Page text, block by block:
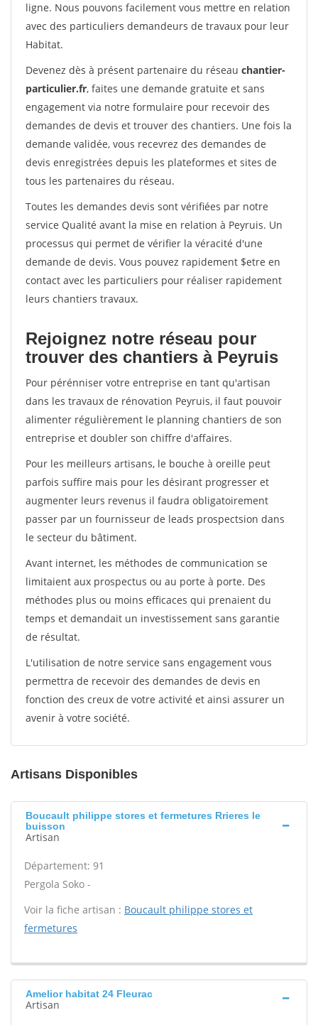
ligne. Nous pouvons facilement vous mettre en relation
avec des particuliers demandeurs de travaux pour leur
Habitat.
Devenez dès à présent partenaire du réseau chantier-
particulier.fr, faites une demande gratuite et sans
engagement via notre formulaire pour recevoir des
demandes de devis et trouver des chantiers. Une fois la
demande validée, vous recevrez des demandes de
devis enregistrées depuis les plateformes et sites de
tous les partenaires du réseau.
Toutes les demandes devis sont vérifiées par notre
service Qualité avant la mise en relation à Peyruis. Un
processus qui permet de vérifier la véracité d'une
demande de devis. Vous pouvez rapidement $etre en
contact avec les particuliers pour réaliser rapidement
leurs chantiers travaux.
Rejoignez notre réseau pour
trouver des chantiers à Peyruis
Pour pérénniser votre entreprise en tant qu'artisan
dans les travaux de rénovation Peyruis, il faut pouvoir
alimenter régulièrement le planning chantiers de son
entreprise et doubler son chiffre d'affaires.
Pour les meilleurs artisans, le bouche à oreille peut
parfois suffire mais pour les désirant progresser et
augmenter leurs revenus il faudra obligatoirement
passer par un fournisseur de leads prospectsion dans
le secteur du bâtiment.
Avant internet, les méthodes de communication se
limitaient aux prospectus ou au porte à porte. Des
méthodes plus ou moins efficaces qui prenaient du
temps et demandait un investissement sans garantie
de résultat.
L'utilisation de notre service sans engagement vous
permettra de recevoir des demandes de devis en
fonction des creux de votre activité et ainsi assurer un
avenir à votre société.
Artisans Disponibles
Boucault philippe stores et fermetures Rrieres le
buisson
Artisan
Département: 91
Pergola Soko -
Voir la fiche artisan : Boucault philippe stores et
fermetures
Amelior habitat 24 Fleurac
Artisan